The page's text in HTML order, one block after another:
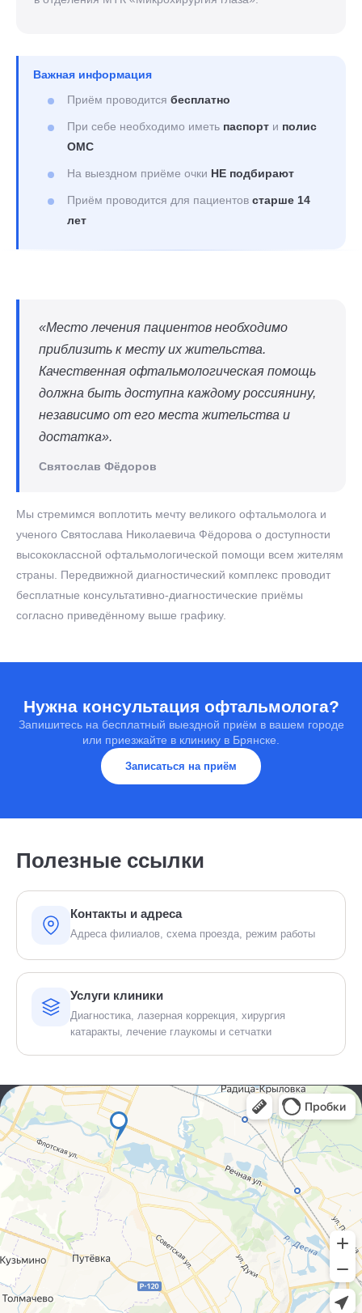
Важная информация
Приём проводится бесплатно
При себе необходимо иметь паспорт и полис
ОМС
На выездном приёме очки НЕ подбирают
Приём проводится для пациентов старше 14
лет
«Место лечения пациентов необходимо
приблизить к месту их жительства.
Качественная офтальмологическая помощь
должна быть доступна каждому россиянину,
независимо от его места жительства и
достатка».
Святослав Фёдоров
Мы стремимся воплотить мечту великого офтальмолога и
ученого Святослава Николаевича Фёдорова о доступности
высококлассной офтальмологической помощи всем жителям
страны. Передвижной диагностический комплекс проводит
бесплатные консультативно-диагностические приёмы
согласно приведённому выше графику.
Нужна консультация офтальмолога?
Запишитесь на бесплатный выездной приём в вашем городе
или приезжайте в клинику в Брянске.
Записаться на приём
Полезные ссылки
Контакты и адреса
Адреса филиалов, схема проезда, режим работы
Услуги клиники
Диагностика, лазерная коррекция, хирургия
катаракты, лечение глаукомы и сетчатки